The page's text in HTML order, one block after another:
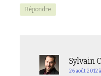
Répondre
Sylvain
26 août 2012